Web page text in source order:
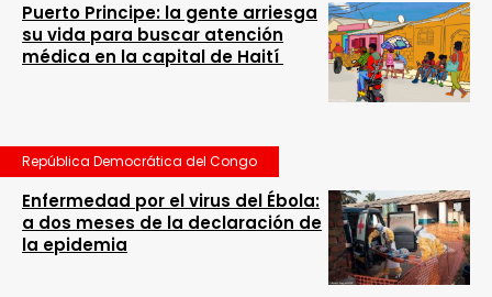
Puerto Principe: la gente arriesga
su vida para buscar atención
médica en la capital de Haití
República Democrática del Congo
Enfermedad por el virus del Ébola:
a dos meses de la declaración de
la epidemia